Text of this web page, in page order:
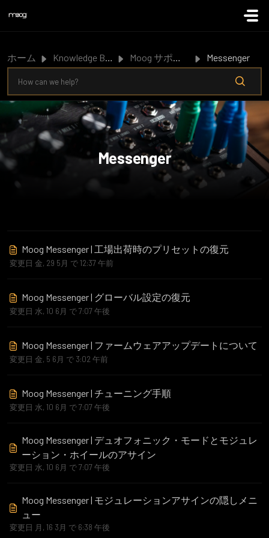
ホーム Knowledge Base Moog サポート Messenger
Messenger
Moog Messenger | 工場出荷時のプリセットの復元
変更日 金, 29 5月 で 12:37 午前
Moog Messenger | グローバル設定の復元
変更日 水, 10 6月 で 7:07 午後
Moog Messenger | ファームウェアアップデートについて
変更日 金, 5 6月 で 3:02 午前
Moog Messenger | チューニング手順
変更日 水, 10 6月 で 7:07 午後
Moog Messenger | デュオフォニック・モードとモジュレ
ーション・ホイールのアサイン
変更日 水, 10 6月 で 7:07 午後
Moog Messenger | モジュレーションアサインの隠しメニ
ュー
変更日 月, 16 3月 で 6:38 午後